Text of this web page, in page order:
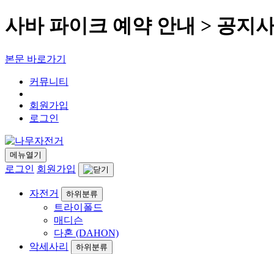
사바 파이크 예약 안내 > 공지
본문 바로가기
커뮤니티
회원가입
로그인
메뉴열기
로그인 회원가입
자전거 하위분류
트라이폴드
매디슨
다혼 (DAHON)
악세사리
하위분류